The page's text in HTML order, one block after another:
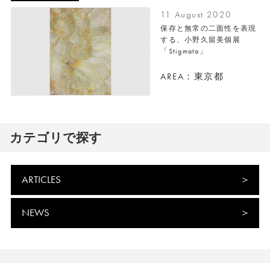
11 August 2020
保存と無常の二面性を表現
する、小野久留美個展
「Stigmata」
AREA：東京都
カテゴリで探す
ARTICLES
NEWS